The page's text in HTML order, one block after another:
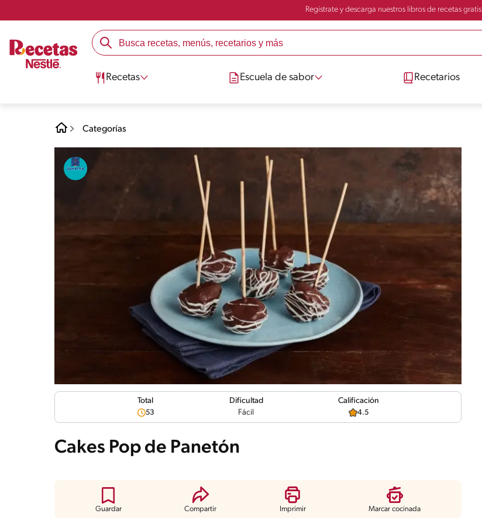
Registrate y descarga nuestros libros de recetas gratis
Recetas Escuela de sabor Recetarios
Categorías
Total
53
Dificultad
Fácil
Calificación
4.5
Cakes Pop de Panetón
Guardar Compartir Imprimir Marcar cocinada